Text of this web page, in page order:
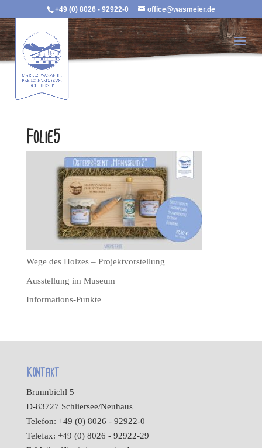
+49 (0) 8026 - 92922-0 office@wasmeier.de
Folie5
Wege des Holzes – Projektvorstellung
Ausstellung im Museum
Informations-Punkte
Kontakt
Brunnbichl 5
D-83727 Schliersee/Neuhaus
Telefon: +49 (0) 8026 - 92922-0
Telefax: +49 (0) 8026 - 92922-29